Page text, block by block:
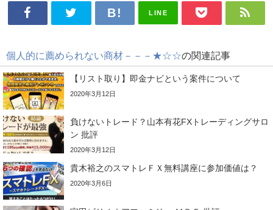
LINE
個人的に薦められない商材－－－★☆☆の関連記事
【リスト取り】即金ナビという案件について
2020年3月12日
負けないトレード？山本有花FXトレーディングサロ
ン 批評
2020年3月12日
貴木裕之のスマトレＦＸ無料講座に参加価値は？
2020年3月6日